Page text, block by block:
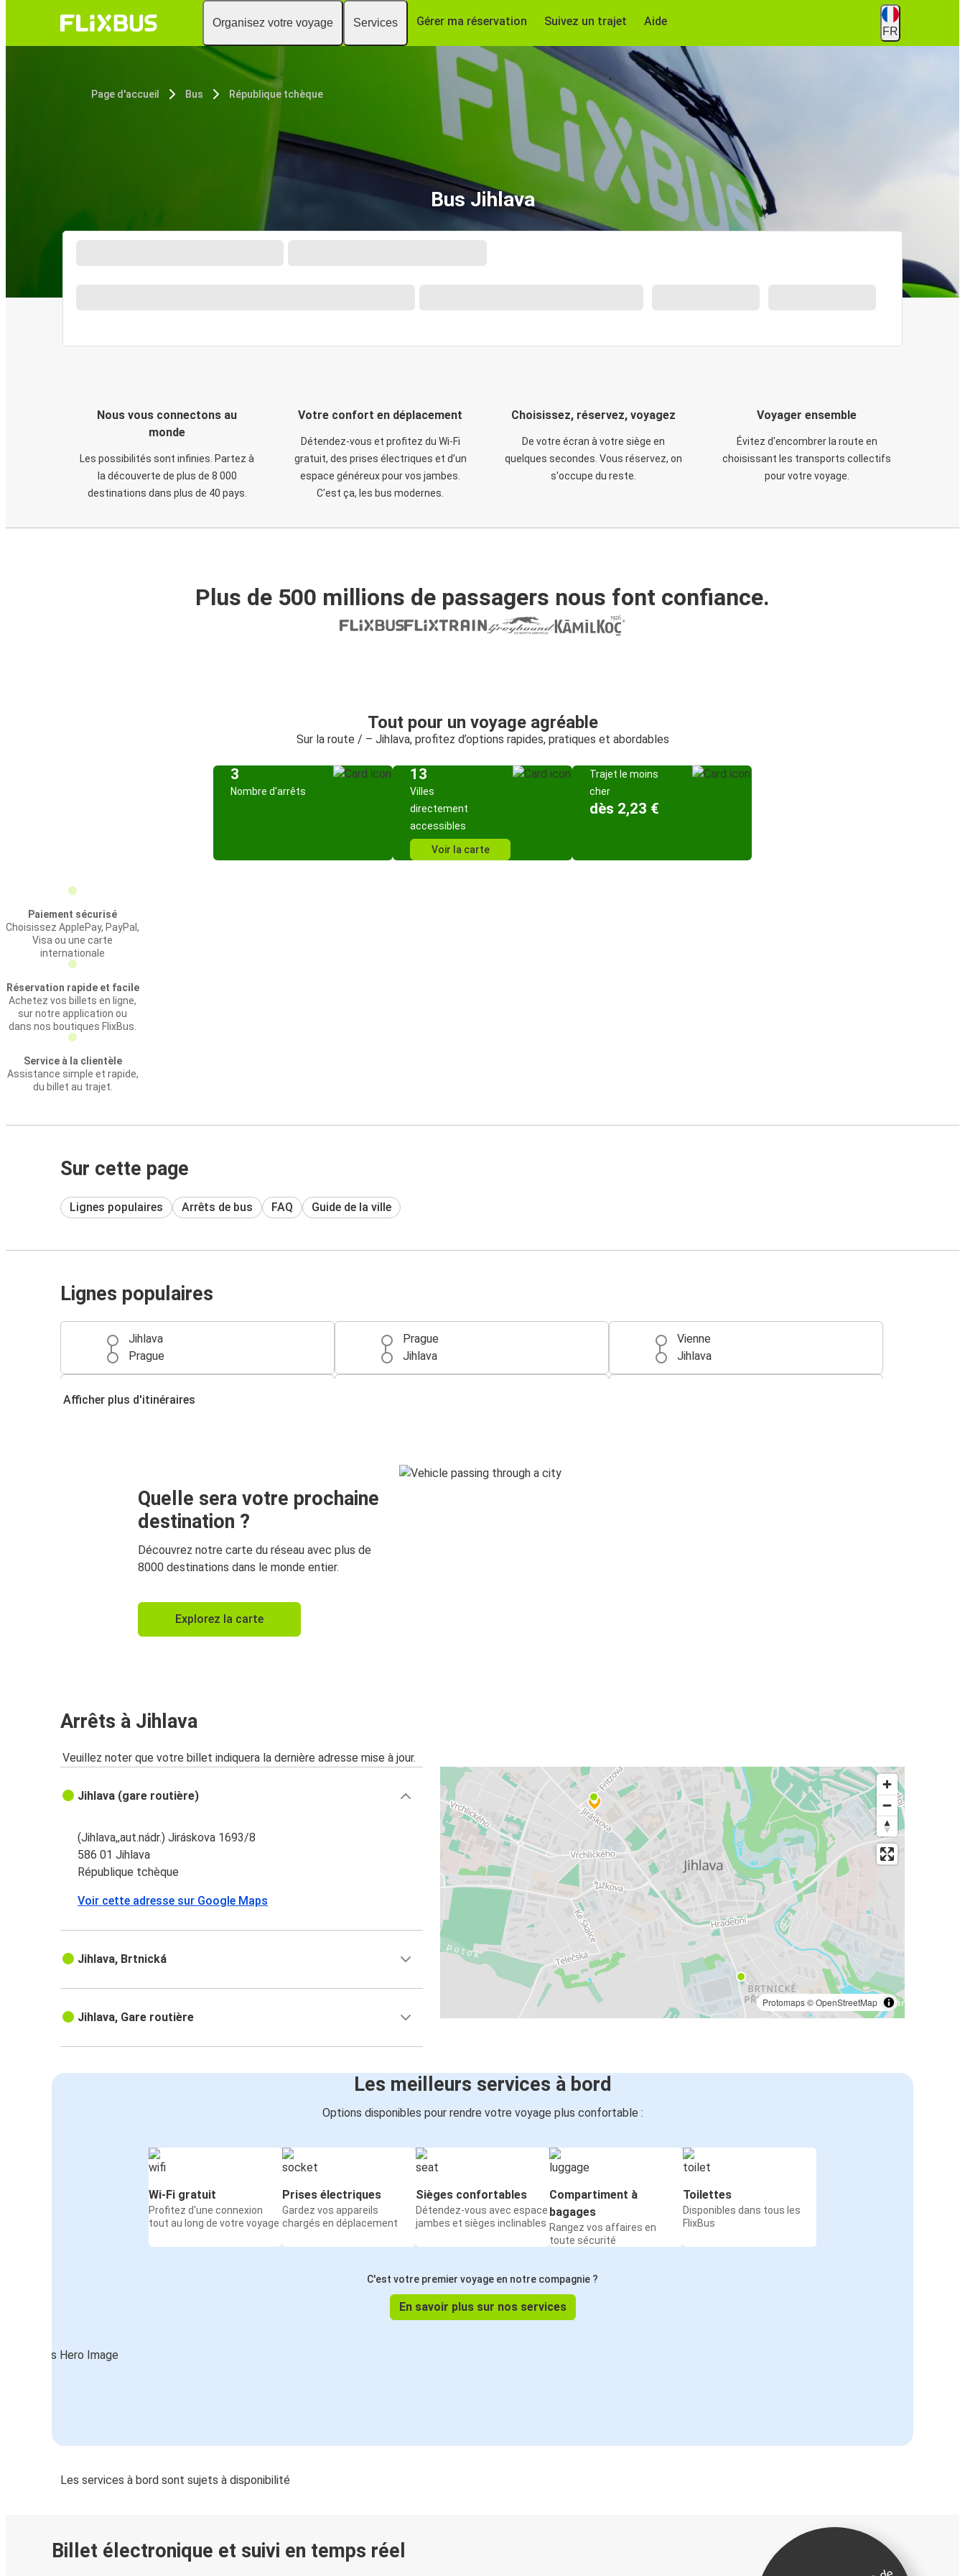
Organisez votre voyage Services Gérer ma réservation Suivez un trajet Aide
FR
Page d'accueil Bus République tchèque
Bus Jihlava
Nous vous connectons au
monde
Les possibilités sont infinies. Partez à
la découverte de plus de 8 000
destinations dans plus de 40 pays.
Votre confort en déplacement
Détendez-vous et profitez du Wi-Fi
gratuit, des prises électriques et d’un
espace généreux pour vos jambes.
C'est ça, les bus modernes.
Choisissez, réservez, voyagez
De votre écran à votre siège en
quelques secondes. Vous réservez, on
s'occupe du reste.
Voyager ensemble
Évitez d'encombrer la route en
choisissant les transports collectifs
pour votre voyage.
Plus de 500 millions de passagers nous font confiance.
Tout pour un voyage agréable
Sur la route / – Jihlava, profitez d’options rapides, pratiques et abordables
3
Nombre d'arrêts
13
Villes
directement
accessibles
Voir la carte
Trajet le moins
cher
dès 2,23 €
Paiement sécurisé
Choisissez ApplePay, PayPal,
Visa ou une carte
internationale
Réservation rapide et facile
Achetez vos billets en ligne,
sur notre application ou
dans nos boutiques FlixBus.
Service à la clientèle
Assistance simple et rapide,
du billet au trajet.
Sur cette page
Lignes populaires Arrêts de bus FAQ Guide de la ville
Lignes populaires
Jihlava
Prague
Prague
Jihlava
Vienne
Jihlava
Jihlava
Olomouc
Jihlava
Aéroport de Prague
Afficher plus d'itinéraires
Quelle sera votre prochaine
destination ?
Découvrez notre carte du réseau avec plus de
8000 destinations dans le monde entier.
Explorez la carte
Arrêts à Jihlava
Veuillez noter que votre billet indiquera la dernière adresse mise à jour.
Protomaps©OpenStreetMap
Jihlava (gare routière)
(Jihlava,,aut.nádr.) Jiráskova 1693/8
586 01 Jihlava
République tchèque
Voir cette adresse sur Google Maps
Jihlava, Brtnická
Jihlava, Gare routière
Les meilleurs services à bord
Options disponibles pour rendre votre voyage plus confortable :
Wi-Fi gratuit
Profitez d'une connexion
tout au long de votre voyage
Prises électriques
Gardez vos appareils
chargés en déplacement
Sièges confortables
Détendez-vous avec espace
jambes et sièges inclinables
Compartiment à
bagages
Rangez vos affaires en
toute sécurité
Toilettes
Disponibles dans tous les
FlixBus
C'est votre premier voyage en notre compagnie ?
En savoir plus sur nos services
Les services à bord sont sujets à disponibilité
Billet électronique et suivi en temps réel